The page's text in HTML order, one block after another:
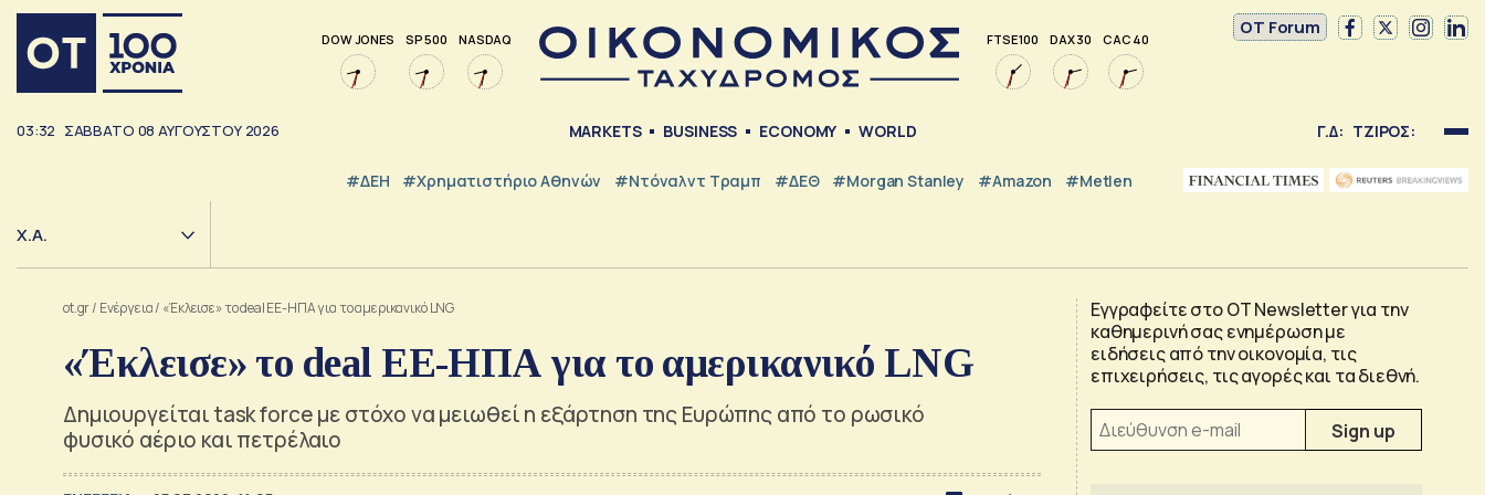
DOW JONES SP 500 NASDAQ FTSE 100 DAX 30 CAC 40
OT Forum
03:32 ΣΑΒΒΑΤΟ 08 ΑΥΓΟΥΣΤΟΥ 2026 MARKETS BUSINESS ECONOMY WORLD Γ.Δ: ΤΖΙΡΟΣ:
#ΔΕΗ #Χρηματιστήριο Αθηνών #Ντόναλντ Τραμπ #ΔΕΘ #Morgan Stanley #Amazon #Metlen
Χ.Α.
ot.gr/ Ενέργεια/ «Έκλεισε» το deal ΕΕ-ΗΠΑ για το αμερικανικό LNG
«Έκλεισε» το deal ΕΕ-ΗΠΑ για το αμερικανικό LNG
Δημιουργείται task force με στόχο να μειωθεί η εξάρτηση της Ευρώπης από το ρωσικό
φυσικό αέριο και πετρέλαιο
Εγγραφείτε στο OT Newsletter για την
καθημερινή σας ενημέρωση με
ειδήσεις από την οικονομία, τις
επιχειρήσεις, τις αγορές και τα διεθνή.